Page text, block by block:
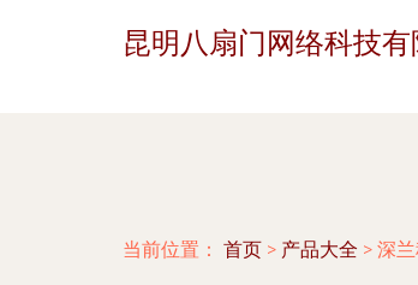
昆明八扇门网络科技有
当前位置： 首页 > 产品大全 > 深